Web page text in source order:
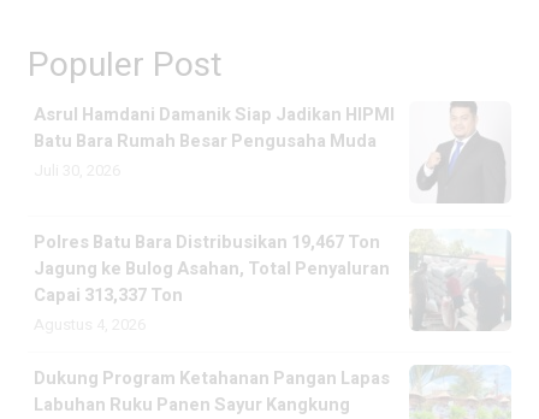
Populer Post
Asrul Hamdani Damanik Siap Jadikan HIPMI
Batu Bara Rumah Besar Pengusaha Muda
Polres Batu Bara Distribusikan 19,467 Ton
Jagung ke Bulog Asahan, Total Penyaluran
Capai 313,337 Ton
Dukung Program Ketahanan Pangan Lapas
Labuhan Ruku Panen Sayur Kangkung